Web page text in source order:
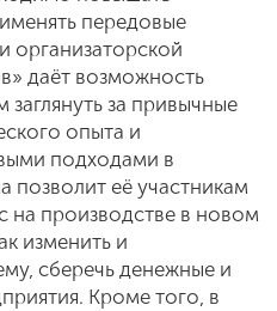
передовые
организаторской
даёт возможность
за привычные
опыта и
подходами в
её участникам
на производстве в новом
изменить и
сберечь денежные и
Кроме того, в